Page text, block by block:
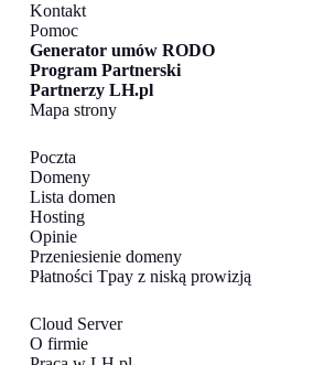
Kontakt
Pomoc
Generator umów RODO
Program Partnerski
Partnerzy LH.pl
Mapa strony
Poczta
Domeny
Lista domen
Hosting
Opinie
Przeniesienie domeny
Płatności Tpay z niską prowizją
Cloud Server
O firmie